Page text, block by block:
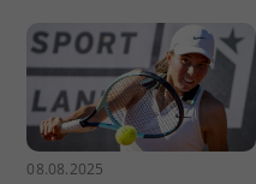
08.08.2025